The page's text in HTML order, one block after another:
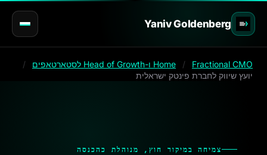
Yaniv Goldenberg
Home / Fractional CMO ו-Head of Growth לסטארטאפים
/
יועץ שיווק לחברת פינטק ישראלית
צמיחה במיקור חוץ, מנוהלת כהכנסה